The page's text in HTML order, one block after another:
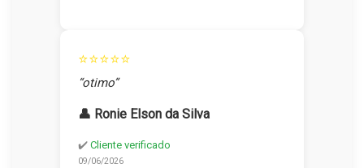
⭐⭐⭐⭐⭐
“otimo”
👤 Ronie Elson da Silva
✔️ Cliente verificado
09/06/2026